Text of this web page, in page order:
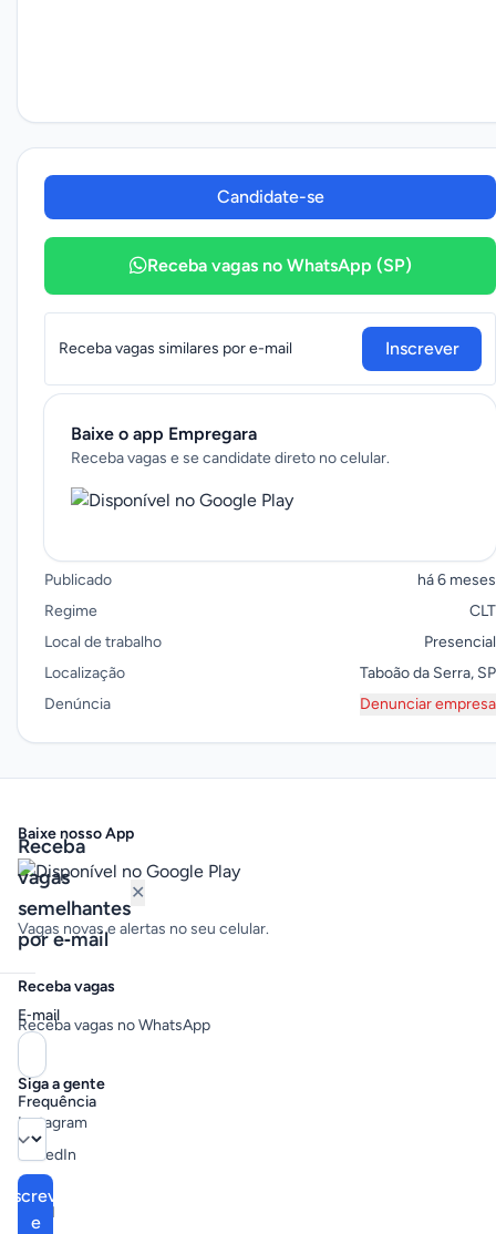
Candidate-se
Receba vagas no WhatsApp (SP)
Receba vagas similares por e-mail Inscrever
Baixe o app Empregara
Receba vagas e se candidate direto no celular.
Publicado
há 6 meses
Regime
CLT
Local de trabalho
Presencial
Localização
Taboão da Serra, SP
Denúncia
Denunciar empresa
Receba
vagas
semelhantes
por e‑mail
✕
E‑mail
Frequência
e
Baixe nosso App
Vagas novas e alertas no seu celular.
Receba vagas
Receba vagas no WhatsApp
Siga a gente
Instagram
LinkedIn
Legal